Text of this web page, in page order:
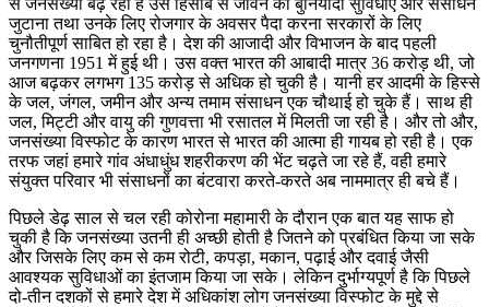
जुटाना तथा उनके लिए रोजगार के अवसर पैदा करना सरकारों के लिए
चुनौतीपूर्ण साबित हो रहा है। देश की आजादी और विभाजन के बाद पहली
जनगणना 1951 में हुई थी। उस वक्त भारत की आबादी मात्र 36 करोड़ थी, जो
आज बढ़कर लगभग 135 करोड़ से अधिक हो चुकी है। यानी हर आदमी के हिस्से
के जल, जंगल, जमीन और अन्य तमाम संसाधन एक चौथाई हो चुके हैं। साथ ही
जल, मिट्टी और वायु की गुणवत्ता भी रसातल में मिलती जा रही है। और तो और,
जनसंख्या विस्फोट के कारण भारत से भारत की आत्मा ही गायब हो रही है। एक
तरफ जहां हमारे गांव अंधाधुंध शहरीकरण की भेंट चढ़ते जा रहे हैं, वही हमारे
संयुक्त परिवार भी संसाधनों का बंटवारा करते-करते अब नाममात्र ही बचे हैं।
पिछले डेढ़ साल से चल रही कोरोना महामारी के दौरान एक बात यह साफ हो
चुकी है कि जनसंख्या उतनी ही अच्छी होती है जितने को प्रबंधित किया जा सके
और जिसके लिए कम से कम रोटी, कपड़ा, मकान, पढ़ाई और दवाई जैसी
आवश्यक सुविधाओं का इंतजाम किया जा सके। लेकिन दुर्भाग्यपूर्ण है कि पिछले
दो-तीन दशकों से हमारे देश में अधिकांश लोग जनसंख्या विस्फोट के मुद्दे से